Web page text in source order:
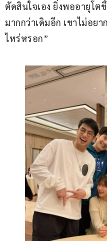
ตัดสินใจเอง ยิ่งพออายุโต
มากกว่าเดิมอีก เขาไม่อยา
ไหร่หรอก”